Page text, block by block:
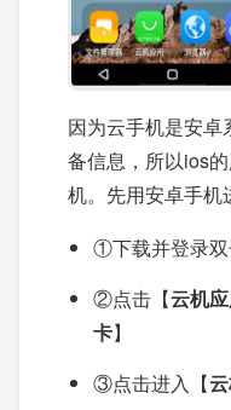
因为云手机是安
备信息，所以ios
机。先用安卓手机
①下载并登录
②点击【云机
卡】
③点击进入【